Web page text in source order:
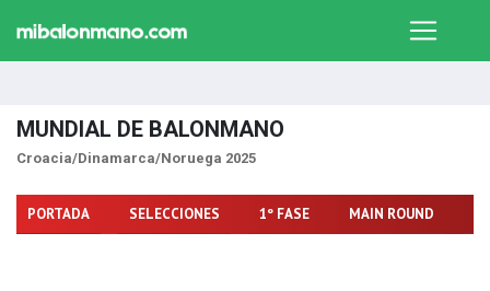
MUNDIAL DE BALONMANO
Croacia/Dinamarca/Noruega 2025
PORTADA SELECCIONES 1º FASE MAIN ROUND